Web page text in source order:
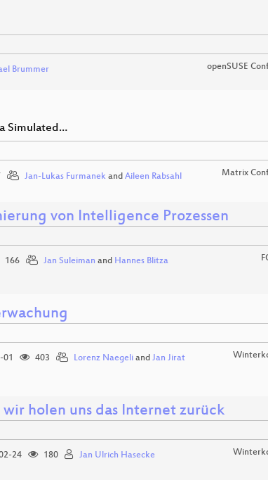
Brummer openSUSE
Simulated…
Jan-Lukas Furmanekand Aileen Rabsahl Matrix
von Intelligence Prozessen
166 Jan Suleiman and Hannes Blitza
01 403 Lorenz Naegeliand Jan Jirat
holen uns das Internet zurück
24 180 Jan Ulrich Hasecke